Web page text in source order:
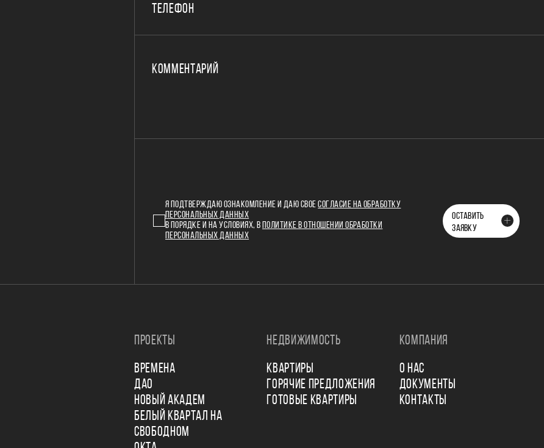
ТЕЛЕФОН
КОММЕНТАРИЙ
Я ПОДТВЕРЖДАЮ ОЗНАКОМЛЕНИЕ И ДАЮ СВОЕСОГЛАСИЕ НА ОБРАБОТКУ
ПЕРСОНАЛЬНЫХ ДАННЫХ
В ПОРЯДКЕ И НА УСЛОВИЯХ, В
ПОЛИТИКЕ В ОТНОШЕНИИ ОБРАБОТКИ
ПЕРСОНАЛЬНЫХ ДАННЫХ
ОСТАВИТЬ
ЗАЯВКУ
ПРОЕКТЫ
ВРЕМЕНА
ДАО
НОВЫЙ АКАДЕМ
БЕЛЫЙ КВАРТАЛ НА
СВОБОДНОМ
НЕДВИЖИМОСТЬ
КВАРТИРЫ
ГОРЯЧИЕ ПРЕДЛОЖЕНИЯ
ГОТОВЫЕ КВАРТИРЫ
КОМПАНИЯ
О НАС
ДОКУМЕНТЫ
КОНТАКТЫ